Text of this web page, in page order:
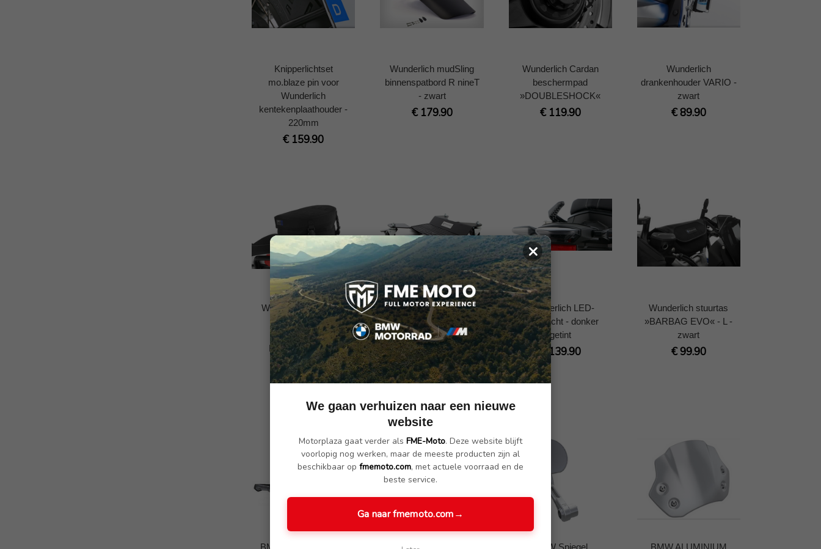
Knipperlichtset
mo.blaze pin voor
Wunderlich
kentekenplaathouder -
220mm
€ 159.90
Wunderlich mudSling
binnenspatbord R nineT
- zwart
€ 179.90
Wunderlich Cardan
beschermpad
»DOUBLESHOCK«
€ 119.90
Wunderlich
drankenhouder VARIO -
zwart
€ 89.90
Wunderlich zadel- en
bagagerek tas
»ELEPHANT«
DRYBAG - zwart
€ 189.90
Wunderlich
manoeuvreerhulp -
zwart
€ 179.90
Wunderlich LED-
achterlicht - donker
getint
€ 139.90
Wunderlich stuurtas
»BARBAG EVO« - L -
zwart
€ 99.90
BMW Buddyseat laag
BMW Buddyseat hoog
BMW Spiegel
BMW ALUMINIUM
×
We gaan verhuizen naar een nieuwe
website
Motorplaza gaat verder als FME-Moto. Deze website blijft
voorlopig nog werken, maar de meeste producten zijn al
beschikbaar op fmemoto.com, met actuele voorraad en de
beste service.
Ga naar fmemoto.com→